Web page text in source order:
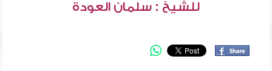
للشيخ : سلمان العودة